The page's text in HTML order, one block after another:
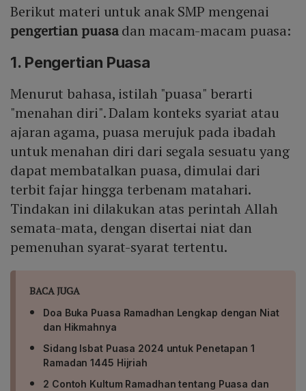
Berikut materi untuk anak SMP mengenai
pengertian puasadan macam-macam puasa:
1. Pengertian Puasa
Menurut bahasa, istilah "puasa" berarti
"menahan diri". Dalam konteks syariat atau
ajaran agama, puasa merujuk pada ibadah
untuk menahan diri dari segala sesuatu yang
dapat membatalkan puasa, dimulai dari
terbit fajar hingga terbenam matahari.
Tindakan ini dilakukan atas perintah Allah
semata-mata, dengan disertai niat dan
pemenuhan syarat-syarat tertentu.
BACA JUGA
Doa Buka Puasa Ramadhan Lengkap dengan Niat
dan Hikmahnya
Sidang Isbat Puasa 2024 untuk Penetapan 1
Ramadan 1445 Hijriah
2 Contoh Kultum Ramadhan tentang Puasa dan